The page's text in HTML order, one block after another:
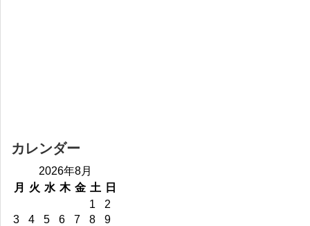
カレンダー
2026年8月
月
火 水 木 金 土
日
1
2
3
4 5 6 7 8
9